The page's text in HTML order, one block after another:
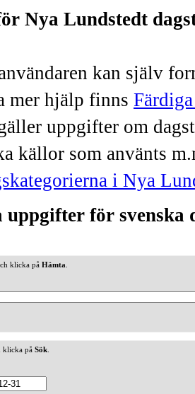
Nya Lundstedt
kan själv
mer hjälp finns
uppgifter om
källor som använts
i Nya
för svenska
klicka på Hämta
klicka på Sök